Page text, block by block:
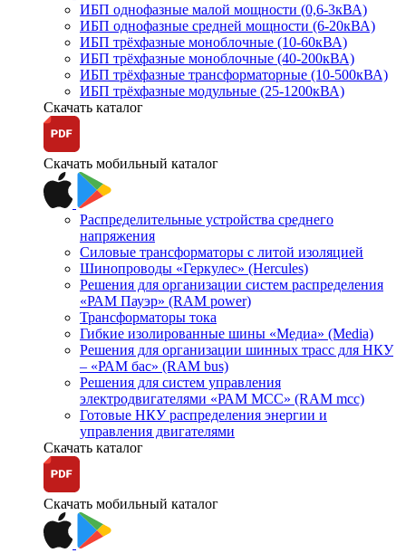
ИБП однофазные малой мощности (0,6-3кВА)
ИБП однофазные средней мощности (6-20кВА)
ИБП трёхфазные моноблочные (10-60кВА)
ИБП трёхфазные моноблочные (40-200кВА)
ИБП трёхфазные трансформаторные (10-500кВА)
ИБП трёхфазные модульные (25-1200кВА)
Скачать каталог
Скачать мобильный каталог
Распределительные устройства среднего
напряжения
Силовые трансформаторы с литой изоляцией
Шинопроводы «Геркулес» (Hercules)
Решения для организации систем распределения
«РАМ Пауэр» (RAM power)
Трансформаторы тока
Гибкие изолированные шины «Медиа» (Media)
Решения для организации шинных трасс для НКУ
– «РАМ бас» (RAM bus)
Решения для систем управления
электродвигателями «РАМ МСС» (RAM mcc)
Готовые НКУ распределения энергии и
управления двигателями
Скачать каталог
Скачать мобильный каталог